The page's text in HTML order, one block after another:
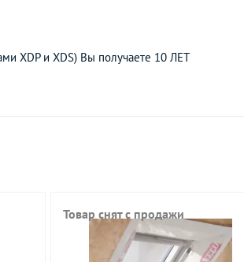
XDP и XDS) Вы получаете 10 ЛЕТ
Товар снят с продажи